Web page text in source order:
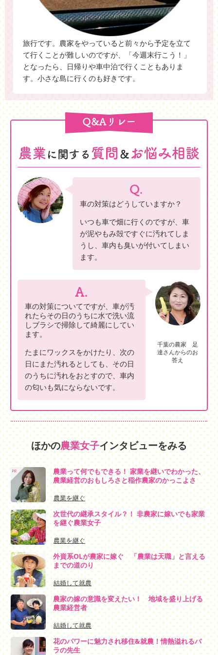
旅行です。農家をやっていると前々から予定を立て
て行くことが難しいのですが、「今週末行こう！」
となったら、日帰りや車中泊で行くこともありま
す。小さな島に行くのも好きです。
車の対策はどうしていますか？
いつも車で畑に行くのですが、車
が泥やもみ殻ですぐに汚れてしま
うし、車内も臭いが付いてしまい
ます。
千葉の農家 足
達さんからのお
答え
車の対策についてですが、車が汚
れたらその日のうちに水で洗い流
しブラシで掃除して綺麗にしてい
ます。
たまにワックスをかけたり、次の
日にまた汚れるとしても、その日
のうちに汚れをおとすので、車内
の匂いも気にならないです。
ほかの農業女子インタビューをみる
農業って何でもできる！ 家業を継いでわかった、
農業経営のおもしろさと稲作農家のかっこよさ
農業を継ぐ
次世代の継承スタイル？！ 非農家に嫁いでも家業
を継ぐ農業女子
農業を継ぐ
外資系OLが農家に嫁ぐ 「農業は天職」と言える
までの道のり
結婚して就農
農家の嫁の意識を変えたい！ 地域を盛り上げる
農業経営者
結婚して就農
花のパワーに魅力され移住&就農！情熱溢れるバ
ラの先生